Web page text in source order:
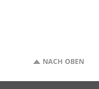
NACH OBEN